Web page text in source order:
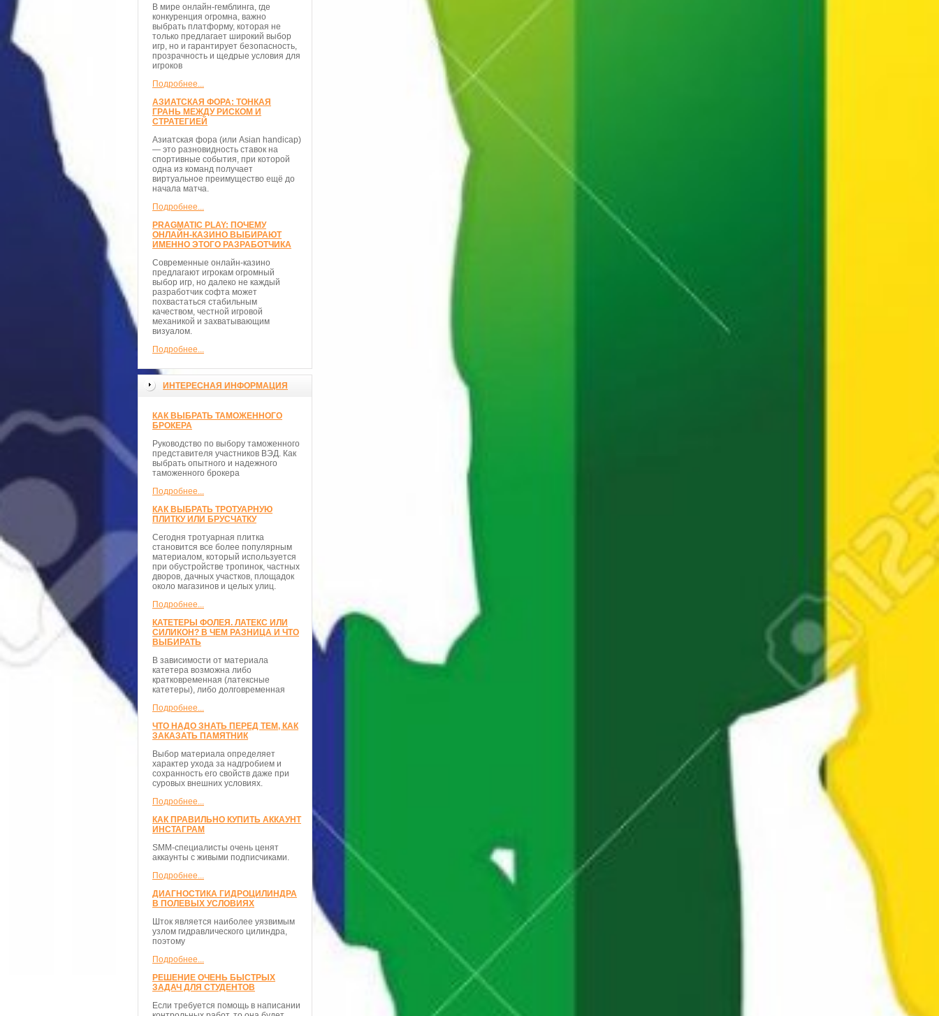
В мире онлайн-гемблинга, где
конкуренция огромна, важно
выбрать платформу, которая не
только предлагает широкий выбор
игр, но и гарантирует безопасность,
прозрачность и щедрые условия для
игроков
Подробнее...
АЗИАТСКАЯ ФОРА: ТОНКАЯ
ГРАНЬ МЕЖДУ РИСКОМ И
СТРАТЕГИЕЙ
Азиатская фора (или Asian handicap)
— это разновидность ставок на
спортивные события, при которой
одна из команд получает
виртуальное преимущество ещё до
начала матча.
Подробнее...
PRAGMATIC PLAY: ПОЧЕМУ
ОНЛАЙН-КАЗИНО ВЫБИРАЮТ
ИМЕННО ЭТОГО РАЗРАБОТЧИКА
Современные онлайн-казино
предлагают игрокам огромный
выбор игр, но далеко не каждый
разработчик софта может
похвастаться стабильным
качеством, честной игровой
механикой и захватывающим
визуалом.
Подробнее...
ИНТЕРЕСНАЯ ИНФОРМАЦИЯ
КАК ВЫБРАТЬ ТАМОЖЕННОГО
БРОКЕРА
Руководство по выбору таможенного
представителя участников ВЭД. Как
выбрать опытного и надежного
таможенного брокера
Подробнее...
КАК ВЫБРАТЬ ТРОТУАРНУЮ
ПЛИТКУ ИЛИ БРУСЧАТКУ
Сегодня тротуарная плитка
становится все более популярным
материалом, который используется
при обустройстве тропинок, частных
дворов, дачных участков, площадок
около магазинов и целых улиц.
Подробнее...
КАТЕТЕРЫ ФОЛЕЯ. ЛАТЕКС ИЛИ
СИЛИКОН? В ЧЕМ РАЗНИЦА И ЧТО
ВЫБИРАТЬ
В зависимости от материала
катетера возможна либо
кратковременная (латексные
катетеры), либо долговременная
Подробнее...
ЧТО НАДО ЗНАТЬ ПЕРЕД ТЕМ, КАК
ЗАКАЗАТЬ ПАМЯТНИК
Выбор материала определяет
характер ухода за надгробием и
сохранность его свойств даже при
суровых внешних условиях.
Подробнее...
КАК ПРАВИЛЬНО КУПИТЬ АККАУНТ
ИНСТАГРАМ
SMM-специалисты очень ценят
аккаунты с живыми подписчиками.
Подробнее...
ДИАГНОСТИКА ГИДРОЦИЛИНДРА
В ПОЛЕВЫХ УСЛОВИЯХ
Шток является наиболее уязвимым
узлом гидравлического цилиндра,
поэтому
Подробнее...
РЕШЕНИЕ ОЧЕНЬ БЫСТРЫХ
ЗАДАЧ ДЛЯ СТУДЕНТОВ
Если требуется помощь в написании